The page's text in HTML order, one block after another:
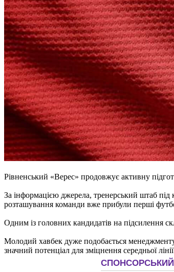
Рівненський «Верес» продовжує активну
За інформацією джерела, тренерський штаб
розташування команди вже прибули перші
Одним із головних кандидатів на підсилення
Молодий хавбек дуже подобається
значний потенціал для зміцнення середньої